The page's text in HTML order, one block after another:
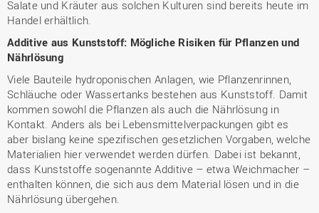
Salate und Kräuter aus solchen Kulturen sind bereits heute im
Handel erhältlich.
Additive aus Kunststoff: Mögliche Risiken für Pflanzen und
Nährlösung
Viele Bauteile hydroponischen Anlagen, wie Pflanzenrinnen,
Schläuche oder Wassertanks bestehen aus Kunststoff. Damit
kommen sowohl die Pflanzen als auch die Nährlösung in
Kontakt. Anders als bei Lebensmittelverpackungen gibt es
aber bislang keine spezifischen gesetzlichen Vorgaben, welche
Materialien hier verwendet werden dürfen. Dabei ist bekannt,
dass Kunststoffe sogenannte Additive – etwa Weichmacher –
enthalten können, die sich aus dem Material lösen und in die
Nährlösung übergehen.